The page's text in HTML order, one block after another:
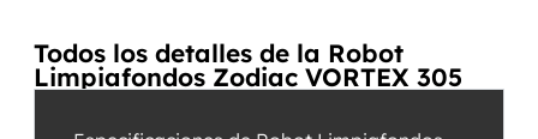
Todos los detalles de la Robot
Limpiafondos Zodiac VORTEX 305